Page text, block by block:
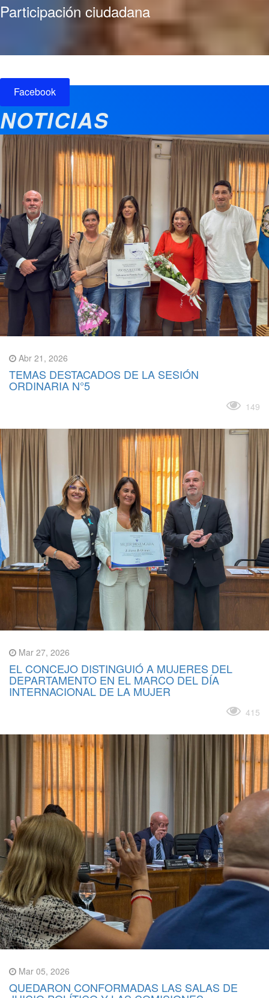
Participación ciudadana
Facebook
NOTICIAS
Abr 21, 2026
TEMAS DESTACADOS DE LA SESIÓN
ORDINARIA N°5
149
Mar 27, 2026
EL CONCEJO DISTINGUIÓ A MUJERES DEL
DEPARTAMENTO EN EL MARCO DEL DÍA
INTERNACIONAL DE LA MUJER
415
Mar 05, 2026
QUEDARON CONFORMADAS LAS SALAS DE